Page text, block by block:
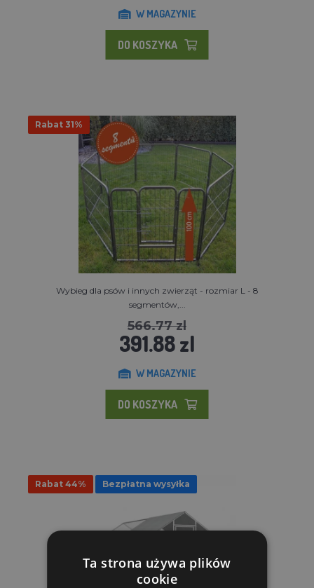
W MAGAZYNIE
DO KOSZYKA
Rabat 31%
Wybieg dla psów i innych zwierząt - rozmiar L - 8
segmentów,...
566.77 zl
391.88 zl
W MAGAZYNIE
DO KOSZYKA
Rabat 44% Bezpłatna wysyłka
Ta strona używa plików
cookie